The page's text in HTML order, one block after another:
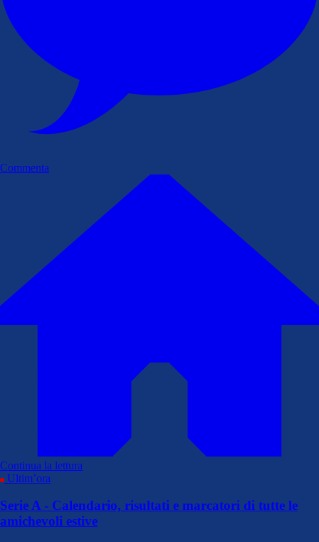
Commenta
Continua la lettura
Ultim’ora
Serie A - Calendario, risultati e marcatori di tutte le
amichevoli estive